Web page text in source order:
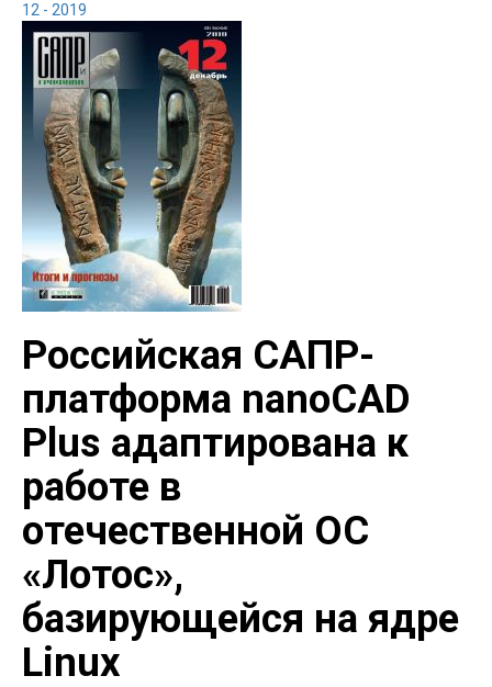
12 - 2019
Российская САПР-
платформа nanoCAD
Plus адаптирована к
работе в
отечественной ОС
«Лотос»,
базирующейся на ядре
Linux